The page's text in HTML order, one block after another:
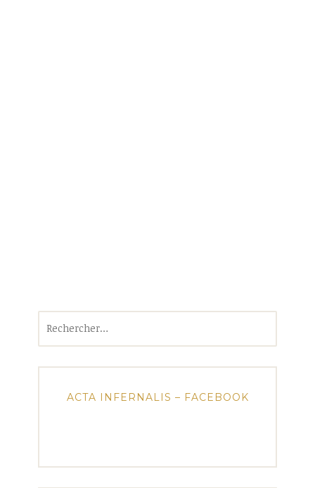
ACTA INFERNALIS – FACEBOOK